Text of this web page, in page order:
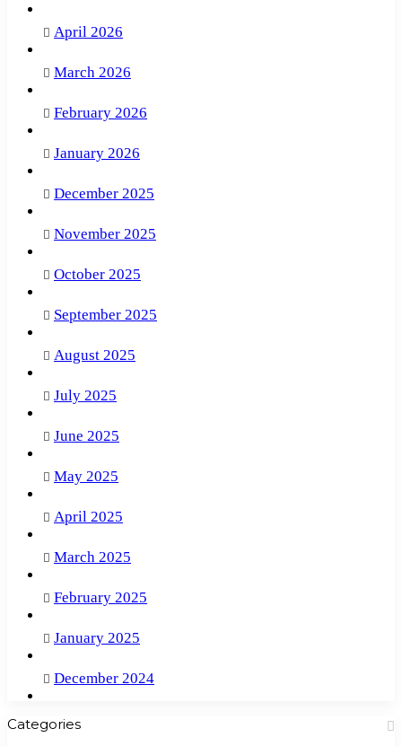
April 2026
March 2026
February 2026
January 2026
December 2025
November 2025
October 2025
September 2025
August 2025
July 2025
June 2025
May 2025
April 2025
March 2025
February 2025
January 2025
December 2024
Categories